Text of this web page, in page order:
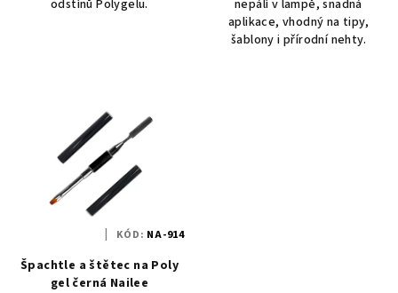
odstínů Polygelu.
nepálí v lampě, snadná
aplikace, vhodný na tipy,
šablony i přírodní nehty.
Špachtle a štětec na Poly
gel černá Nailee
KÓD: NA-914